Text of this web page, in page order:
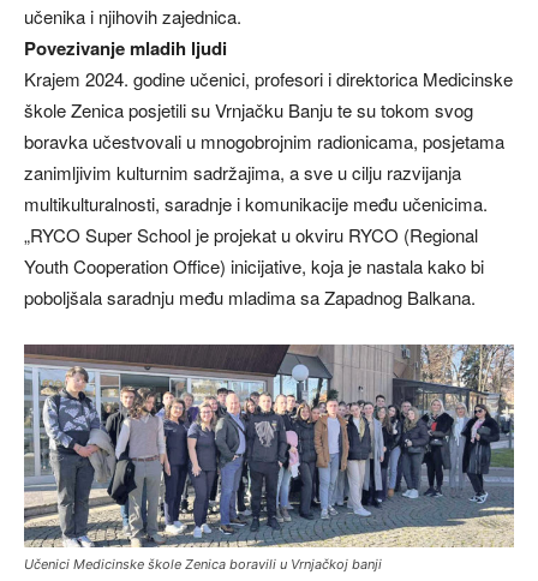
učenika i njihovih zajednica.
Povezivanje mladih ljudi
Krajem 2024. godine učenici, profesori i direktorica Medicinske
škole Zenica posjetili su Vrnjačku Banju te su tokom svog
boravka učestvovali u mnogobrojnim radionicama, posjetama
zanimljivim kulturnim sadržajima, a sve u cilju razvijanja
multikulturalnosti, saradnje i komunikacije među učenicima.
„RYCO Super School je projekat u okviru RYCO (Regional
Youth Cooperation Office) inicijative, koja je nastala kako bi
poboljšala saradnju među mladima sa Zapadnog Balkana.
Učenici Medicinske škole Zenica boravili u Vrnjačkoj banji